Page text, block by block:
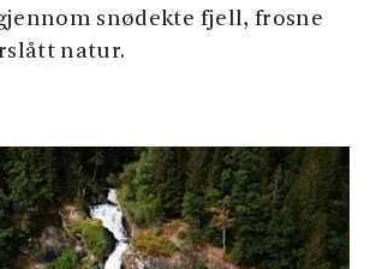
snødekte fjell, frosne
natur.